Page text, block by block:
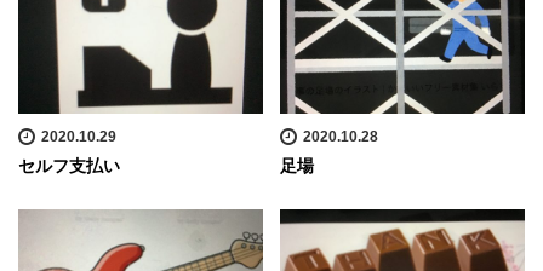
2020.10.29
セルフ支払い
2020.10.28
足場